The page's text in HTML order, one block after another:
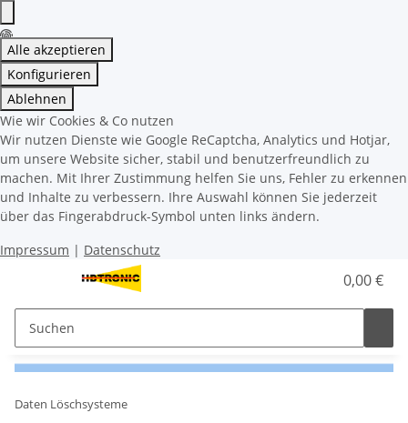
Alle akzeptieren
Konfigurieren
Ablehnen
Wie wir Cookies & Co nutzen
Wir nutzen Dienste wie Google ReCaptcha, Analytics und Hotjar,
um unsere Website sicher, stabil und benutzerfreundlich zu
machen. Mit Ihrer Zustimmung helfen Sie uns, Fehler zu erkennen
und Inhalte zu verbessern. Ihre Auswahl können Sie jederzeit
über das Fingerabdruck-Symbol unten links ändern.
Impressum | Datenschutz
0,00 €
Daten Löschsysteme